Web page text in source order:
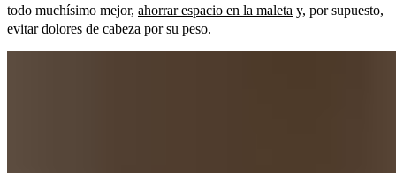
todo muchísimo mejor, ahorrar espacio en la maleta y, por supuesto,
evitar dolores de cabeza por su peso.